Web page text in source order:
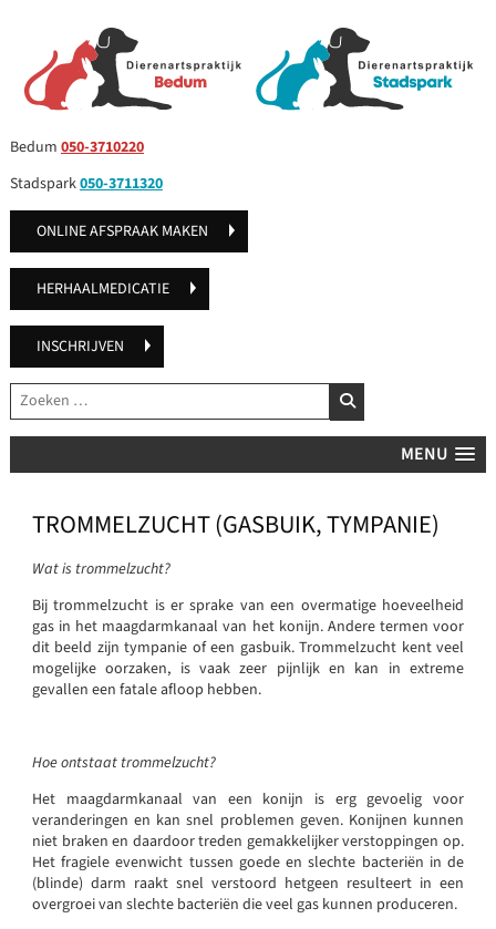
Bedum 050-3710220
Stadspark050-3711320
ONLINE AFSPRAAK MAKEN
HERHAALMEDICATIE
INSCHRIJVEN
Zoeken ZOEKEN
MENU
TROMMELZUCHT (GASBUIK, TYMPANIE)
Wat is trommelzucht?
Bij trommelzucht is er sprake van een overmatige hoeveelheid
gas in het maagdarmkanaal van het konijn. Andere termen voor
dit beeld zijn tympanie of een gasbuik. Trommelzucht kent veel
mogelijke oorzaken, is vaak zeer pijnlijk en kan in extreme
gevallen een fatale afloop hebben.
Hoe ontstaat trommelzucht?
Het maagdarmkanaal van een konijn is erg gevoelig voor
veranderingen en kan snel problemen geven. Konijnen kunnen
niet braken en daardoor treden gemakkelijker verstoppingen op.
Het fragiele evenwicht tussen goede en slechte bacteriën in de
(blinde) darm raakt snel verstoord hetgeen resulteert in een
overgroei van slechte bacteriën die veel gas kunnen produceren.